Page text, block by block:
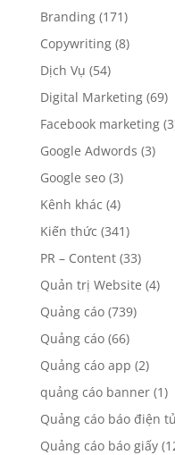
Branding(171)
Copywriting(8)
Dịch Vụ (54)
Digital Marketing(69)
Facebook marketing
Google Adwords (3)
Google seo(3)
Kênh khác (4)
Kiến thức (341)
PR – Content(33)
Quản trị Website (4)
Quảng cáo(739)
Quảng cáo(66)
Quảng cáo app (2)
quảng cáo banner(1)
Quảng cáo báo điện
Quảng cáo báo giấy